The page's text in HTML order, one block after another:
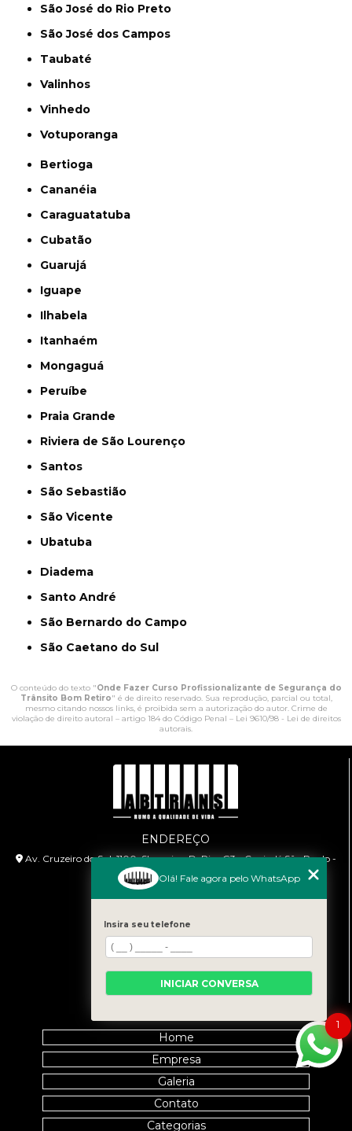
São José do Rio Preto
São José dos Campos
Taubaté
Valinhos
Vinhedo
Votuporanga
Bertioga
Cananéia
Caraguatatuba
Cubatão
Guarujá
Iguape
Ilhabela
Itanhaém
Mongaguá
Peruíbe
Praia Grande
Riviera de São Lourenço
Santos
São Sebastião
São Vicente
Ubatuba
Diadema
Santo André
São Bernardo do Campo
São Caetano do Sul
O conteúdo do texto "Onde Fazer Curso Profissionalizante de Segurança do
Trânsito Bom Retiro" é de direito reservado. Sua reprodução, parcial ou total,
mesmo citando nossos links, é proibida sem a autorização do autor. Crime de
violação de direito autoral – artigo 184 do Código Penal – Lei 9610/98 - Lei de direitos
autorais.
ENDEREÇO
Av. Cruzeiro do Sul, 1100, Shopping D, Piso G3 - Canindé São Paulo -
SP - CEP: 04648-071
HORÁRIO DE ATENDIMENTO
CONTATO
cursoabtrans@gmail.com
Home
Empresa
Galeria
Contato
Categorias
1
Olá! Fale agora pelo WhatsApp
Insira seu telefone
INICIAR CONVERSA